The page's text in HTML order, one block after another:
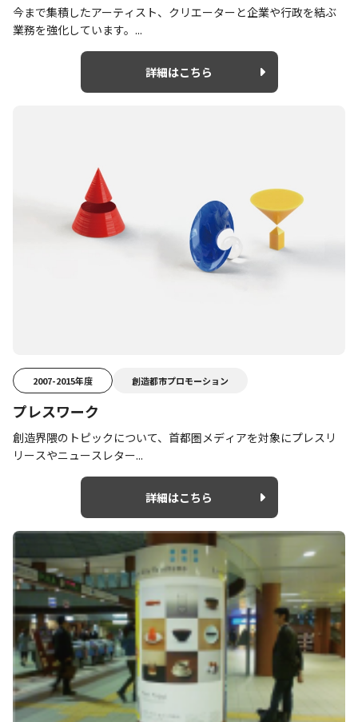
今まで集積したアーティスト、クリエーターと企業や行政を結ぶ
業務を強化しています。...
詳細はこちら
2007-2015年度 創造都市プロモーション
プレスワーク
創造界隈のトピックについて、首都圏メディアを対象にプレスリ
リースやニュースレター...
詳細はこちら